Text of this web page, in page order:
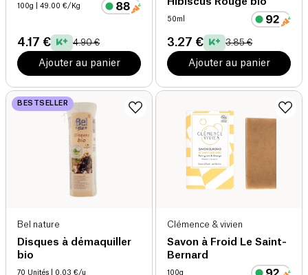
100g | 49.00 €/Kg
4.17 € 4.90 €
Ajouter au panier
50ml
3.27 € 3.85 €
Ajouter au panier
BESTSELLER
Bel nature
Disques à démaquiller
bio
70 Unités | 0.03 €/u
Clémence & vivien
Savon à Froid Le Saint-
Bernard
100g